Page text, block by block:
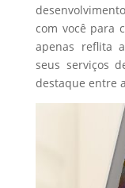
com você para
apenas reflita
seus serviços
destaque entre